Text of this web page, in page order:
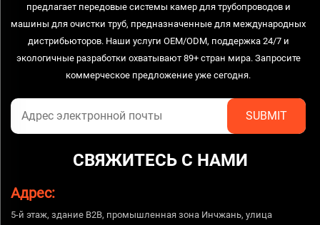
предлагает передовые системы камер для трубопроводов и
машины для очистки труб, предназначенные для международных
дистрибьюторов. Наши услуги OEM/ODM, поддержка 24/7 и
экологичные разработки охватывают 89+ стран мира. Запросите
коммерческое предложение уже сегодня.
СВЯЖИТЕСЬ С НАМИ
Адрес:
5-й этаж, здание B2B, промышленная зона Инчжань, улица